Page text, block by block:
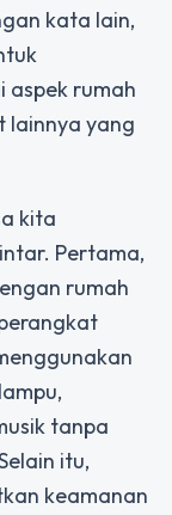
kata lain,
aspek rumah
lainnya yang
kita
Pertama,
rumah
tanpa
itu,
keamanan